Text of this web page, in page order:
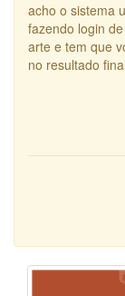
acho o sistema
fazendo login
arte e tem que
no resultado